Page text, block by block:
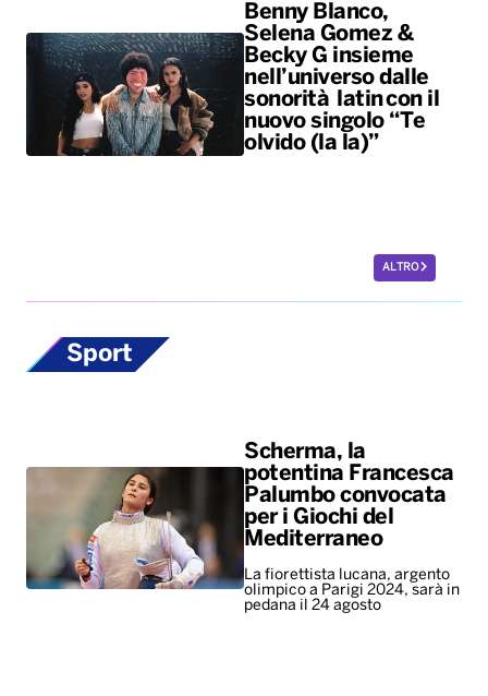
Benny Blanco,
Selena Gomez &
Becky G insieme
nell’universo dalle
sonorità latin con il
nuovo singolo “Te
olvido (la la)”
ALTRO
Sport
Scherma, la
potentina Francesca
Palumbo convocata
per i Giochi del
Mediterraneo
La fiorettista lucana, argento
olimpico a Parigi 2024, sarà in
pedana il 24 agosto